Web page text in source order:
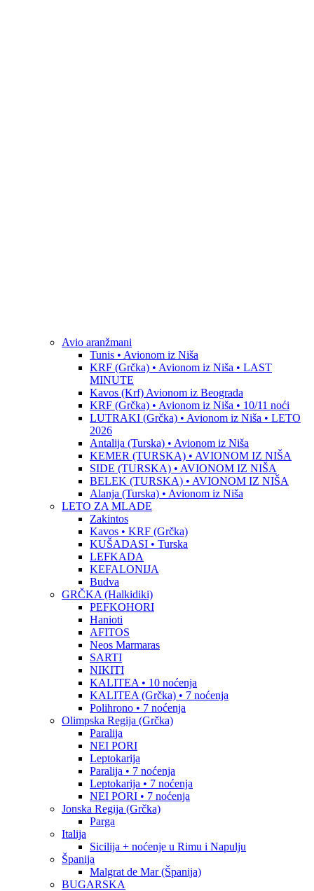
Avio aranžmani
Tunis • Avionom iz Niša
KRF (Grčka) • Avionom iz Niša • LAST
MINUTE
Kavos (Krf) Avionom iz Beograda
KRF (Grčka) • Avionom iz Niša • 10/11 noći
LUTRAKI (Grčka) • Avionom iz Niša • LETO
2026
Antalija (Turska) • Avionom iz Niša
KEMER (TURSKA) • AVIONOM IZ NIŠA
SIDE (TURSKA) • AVIONOM IZ NIŠA
BELEK (TURSKA) • AVIONOM IZ NIŠA
Alanja (Turska) • Avionom iz Niša
LETO ZA MLADE
Zakintos
Kavos • KRF (Grčka)
KUŠADASI • Turska
LEFKADA
KEFALONIJA
Budva
GRČKA (Halkidiki)
PEFKOHORI
Hanioti
AFITOS
Neos Marmaras
SARTI
NIKITI
KALITEA • 10 noćenja
KALITEA (Grčka) • 7 noćenja
Polihrono • 7 noćenja
Olimpska Regija (Grčka)
Paralija
NEI PORI
Leptokarija
Paralija • 7 noćenja
Leptokarija • 7 noćenja
NEI PORI • 7 noćenja
Jonska Regija (Grčka)
Parga
Italija
Sicilija + noćenje u Rimu i Napulju
Španija
Malgrat de Mar (Španija)
BUGARSKA